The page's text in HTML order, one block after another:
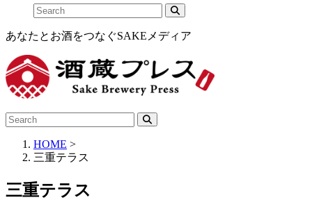
あなたとお酒をつなぐSAKEメディア
HOME >
三重テラス
三重テラス